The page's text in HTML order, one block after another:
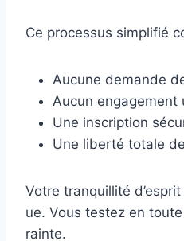
Ce processus simplifié
Aucune demande
Aucun engagement
Une inscription
Une liberté totale
Votre tranquillité
ue. Vous testez en
rainte.